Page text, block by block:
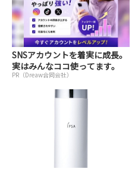
SNSアカウントを着実に成長。
実はみんなココ使ってます。
PR（Dreaw合同会社）